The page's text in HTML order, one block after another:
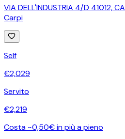
VIA DELL'INDUSTRIA 4/D 41012,
Carpi
Self
€2,029
Servito
€2,219
Costa ~0,50€ in più a pieno